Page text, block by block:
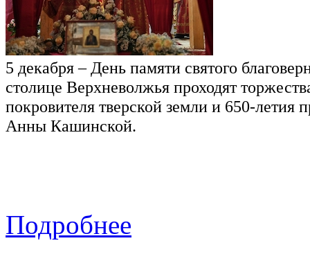
5 декабря – День памяти святого
столице Верхневолжья проходят
покровителя тверской земли и 650-летия
Анны Кашинской.
Подробнее